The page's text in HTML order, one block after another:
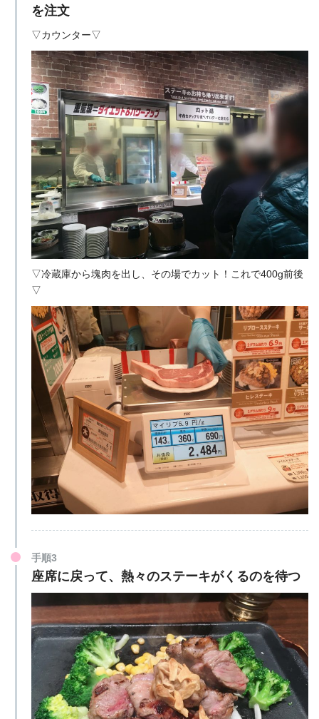
を注文
▽カウンター▽
▽冷蔵庫から塊肉を出し、その場でカット！これで400g前後
▽
手順3
座席に戻って、熱々のステーキがくるのを待つ